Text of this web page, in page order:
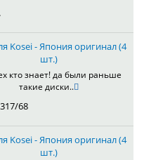
Kosei - Япония оригинал (4
шт.)
кто знает! да были раньше
такие диски..
68
Kosei - Япония оригинал (4
шт.)